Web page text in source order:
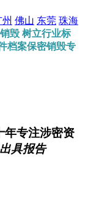
州 佛山 东莞 珠海
销毁 树立行业标
档案保密销毁专
年专注涉密资
具报告